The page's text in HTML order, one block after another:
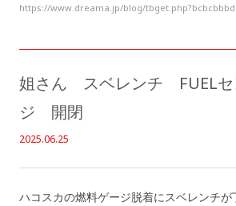
https://www.dreama.jp/blog/
姐さん スベレンチ FUELセ
ジ 開閉
2025.06.25
ハコスカの燃料ゲージ脱着にスベレンチが